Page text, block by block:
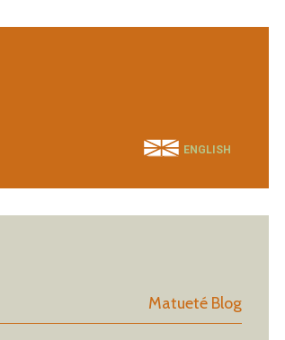
ENGLISH
Matueté Blog